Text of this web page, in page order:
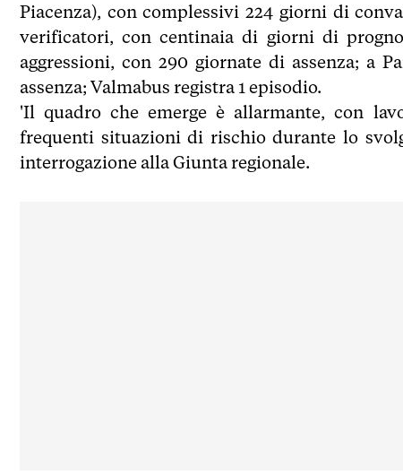
Piacenza), con complessivi 224 giorni di
verificatori, con centinaia di giorni di
aggressioni, con 290 giornate di assenza; a
assenza; Valmabus registra 1 episodio.
'Il quadro che emerge è allarmante, con
frequenti situazioni di rischio durante lo
interrogazione alla Giunta regionale.